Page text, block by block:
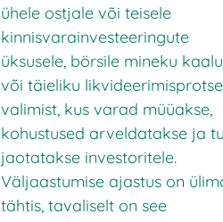
ühele ostjale või teisele
kinnisvarainvesteeringute
üksusele, börsile mineku
või täieliku
valimist, kus varad müüakse,
kohustused arveldatakse ja
jaotatakse investoritele.
Väljaastumise ajastus on
tähtis, tavaliselt on see